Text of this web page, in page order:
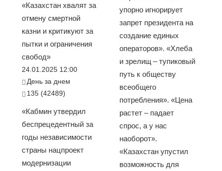
«Казахстан хвалят за
отмену смертной
казни и критикуют за
пытки и ограничения
свобод»
24.01.2025 12:00
День за днем
135 (42489)
«Кабмин утвердил
беспрецедентный за
годы независимости
страны нацпроект
модернизации
упорно игнорирует
запрет президента на
создание единых
операторов». «Хлеба
и зрелищ – тупиковый
путь к обществу
всеобщего
потребления». «Цена
растет – падает
спрос, а у нас
наоборот».
«Казахстан упустил
возможность для